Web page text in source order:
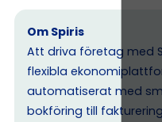
Om Spiris
Att driva företag med
flexibla
automatiserat med
bokföring till